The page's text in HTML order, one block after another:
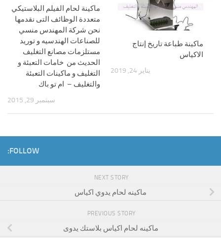
ماكينة لحام الفيلم البلاستيكي
متعددة الوظائف التى نقدمها
نحن شركة المهندس منسي
للصناعات الهندسيه و توريد
مستلزمات مصانع التغليف
الحديث من خامات التعبئة و
التغليف و ماكينات التعبئة
والتغليف – ام تو باك
سبتمبر 29, 2015
ماكينة طباعة تاريخ إنتاج
الاكياس
يناير 24, 2019
FOLLOW:
NEXT STORY
ماكينه لحام يدوي اكياس
PREVIOUS STORY
ماكينه لحام اكياس بلاستك يدوى